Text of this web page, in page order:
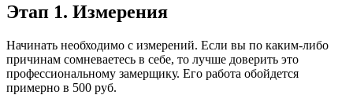
Этап 1. Измерения
Начинать необходимо с измерений. Если вы по каким-либо
причинам сомневаетесь в себе, то лучше доверить это
профессиональному замерщику. Его работа обойдется
примерно в 500 руб.